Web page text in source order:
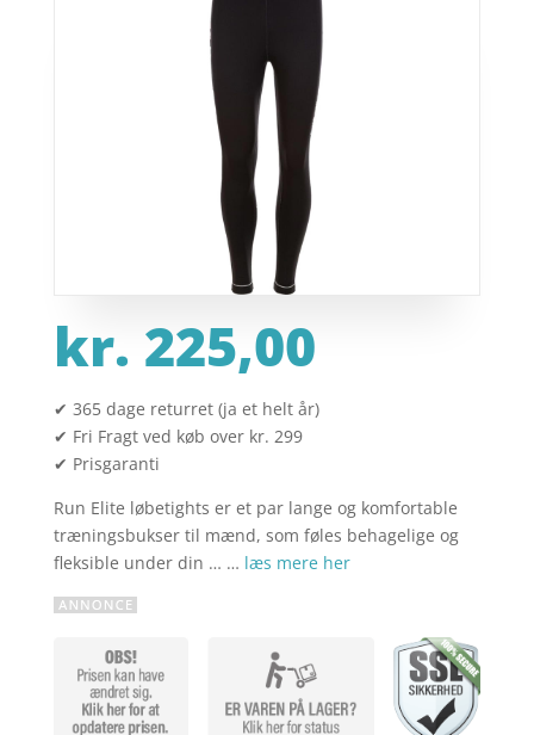
kr. 225,00
✔ 365 dage returret (ja et helt år)
✔ Fri Fragt ved køb over kr. 299
✔ Prisgaranti
Run Elite løbetights er et par lange og komfortable
træningsbukser til mænd, som føles behagelige og
fleksible under din … … læs mere her